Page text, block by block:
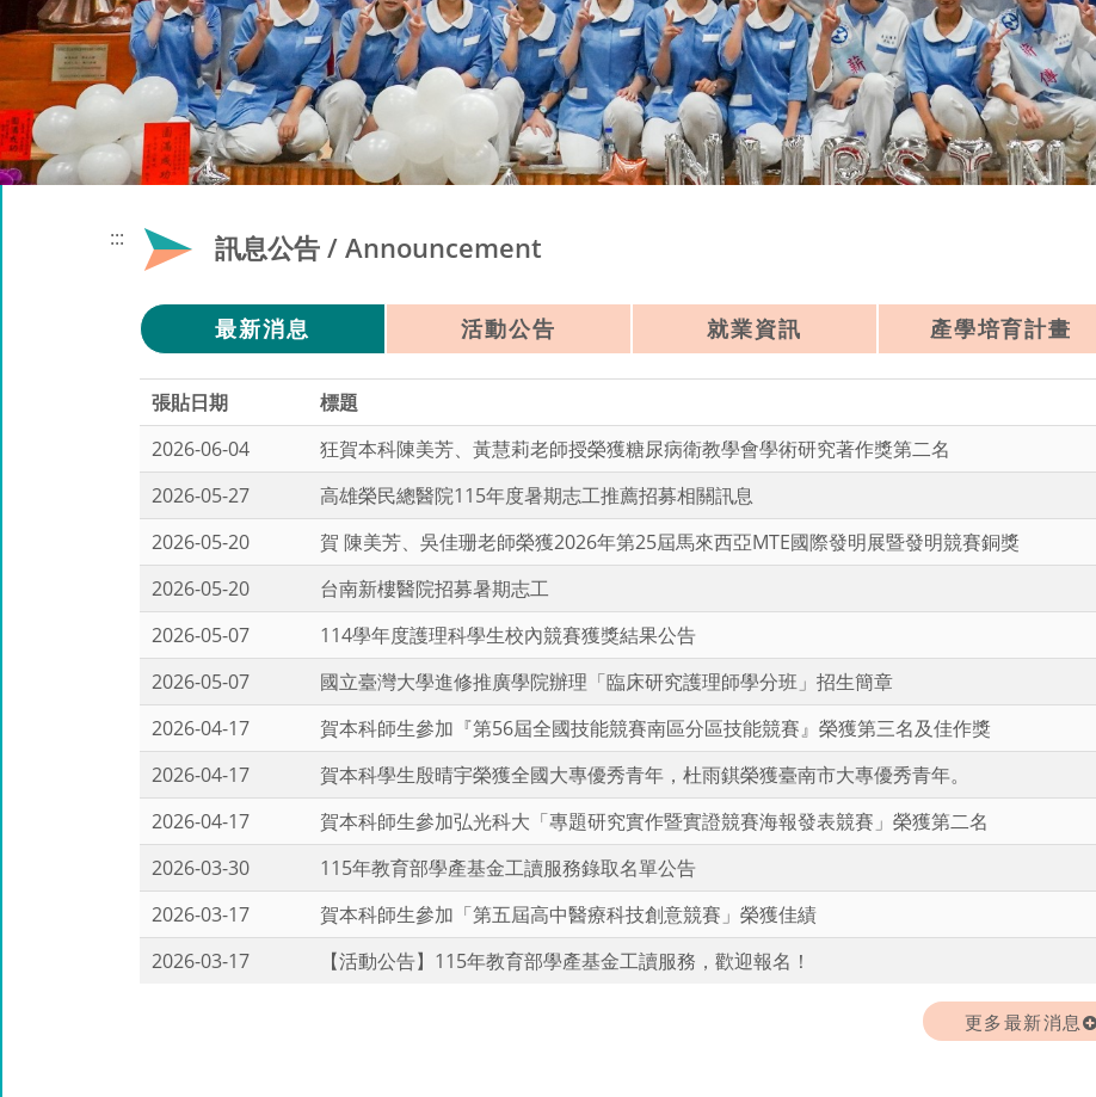
::: 訊息公告 / Announcement
最新消息 活動公告 就業資訊 產學培育計畫
張貼日期
標題
2026-06-04
狂賀本科陳美芳、黃慧莉老師授榮獲糖尿病衛教學會學術研究著作獎第二名
2026-05-27
高雄榮民總醫院115年度暑期志工推薦招募相關訊息
2026-05-20
賀 陳美芳、吳佳珊老師榮獲2026年第25屆馬來西亞MTE國際發明展暨發明競賽銅獎
2026-05-20
台南新樓醫院招募暑期志工
2026-05-07
114學年度護理科學生校內競賽獲獎結果公告
2026-05-07
國立臺灣大學進修推廣學院辦理「臨床研究護理師學分班」招生簡章
2026-04-17
賀本科師生參加『第56屆全國技能競賽南區分區技能競賽』榮獲第三名及佳作獎
2026-04-17
賀本科學生殷晴宇榮獲全國大專優秀青年，杜雨錤榮獲臺南市大專優秀青年。
2026-04-17
賀本科師生參加弘光科大「專題研究實作暨實證競賽海報發表競賽」榮獲第二名
2026-03-30
115年教育部學產基金工讀服務錄取名單公告
2026-03-17
賀本科師生參加「第五屆高中醫療科技創意競賽」榮獲佳績
2026-03-17
【活動公告】115年教育部學產基金工讀服務，歡迎報名！
更多最新消息